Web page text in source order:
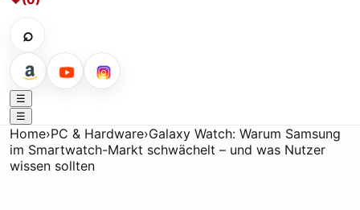
⌕
☰
☰
Home›PC & Hardware›Galaxy Watch: Warum Samsung
im Smartwatch-Markt schwächelt – und was Nutzer
wissen sollten